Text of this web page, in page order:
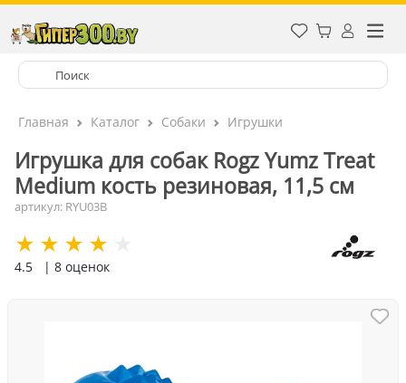
Главная Каталог Собаки Игрушки
Игрушка для собак Rogz Yumz Treat
Medium кость резиновая, 11,5 см
артикул: RYU03B
4.5 | 8 оценок